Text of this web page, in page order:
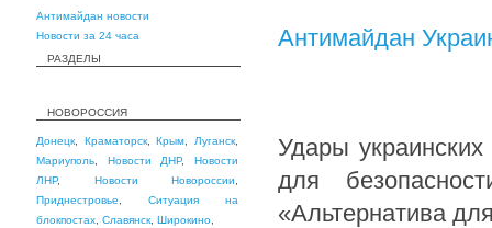
Антимайдан новости
Новости за 24 часа
РАЗДЕЛЫ
НОВОРОССИЯ
Донецк Краматорск,Крым Луганск
Мариуполь
Новости ДНР,Новости
ЛНР, Новости Новороссии
Приднестровье
Ситуация на
блокпостах Славянск Широкино
Антимайдан
Удары
для
«Альтернатива